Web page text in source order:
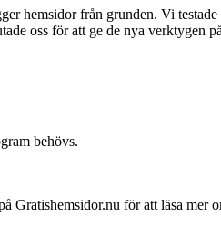
hemsidor från grunden. Vi
oss för att ge de nya
behövs.
Gratishemsidor.nu för att läsa